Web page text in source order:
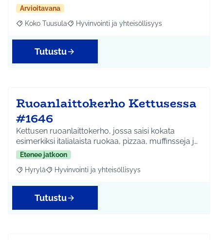
Arvioitavana
Rajaa tulokset aihepiirin mukaan: Koko Tuusula
Koko Tuusula Rajaa tulokset teeman mukaan: Hyvinvointi ja
Hyvinvointi ja yhteisöllisyys
Tutustu
Ruoanlaittokerho Kettusessa
#1646
Kettusen ruoanlaittokerho, jossa saisi kokata
esimerkiksi italialaista ruokaa, pizzaa, muffinsseja j…
Etenee jatkoon
Rajaa tulokset aihepiirin mukaan: Hyrylä
Hyrylä Rajaa tulokset teeman mukaan: Hyvinvointi ja
Hyvinvointi ja yhteisöllisyys
Tutustu